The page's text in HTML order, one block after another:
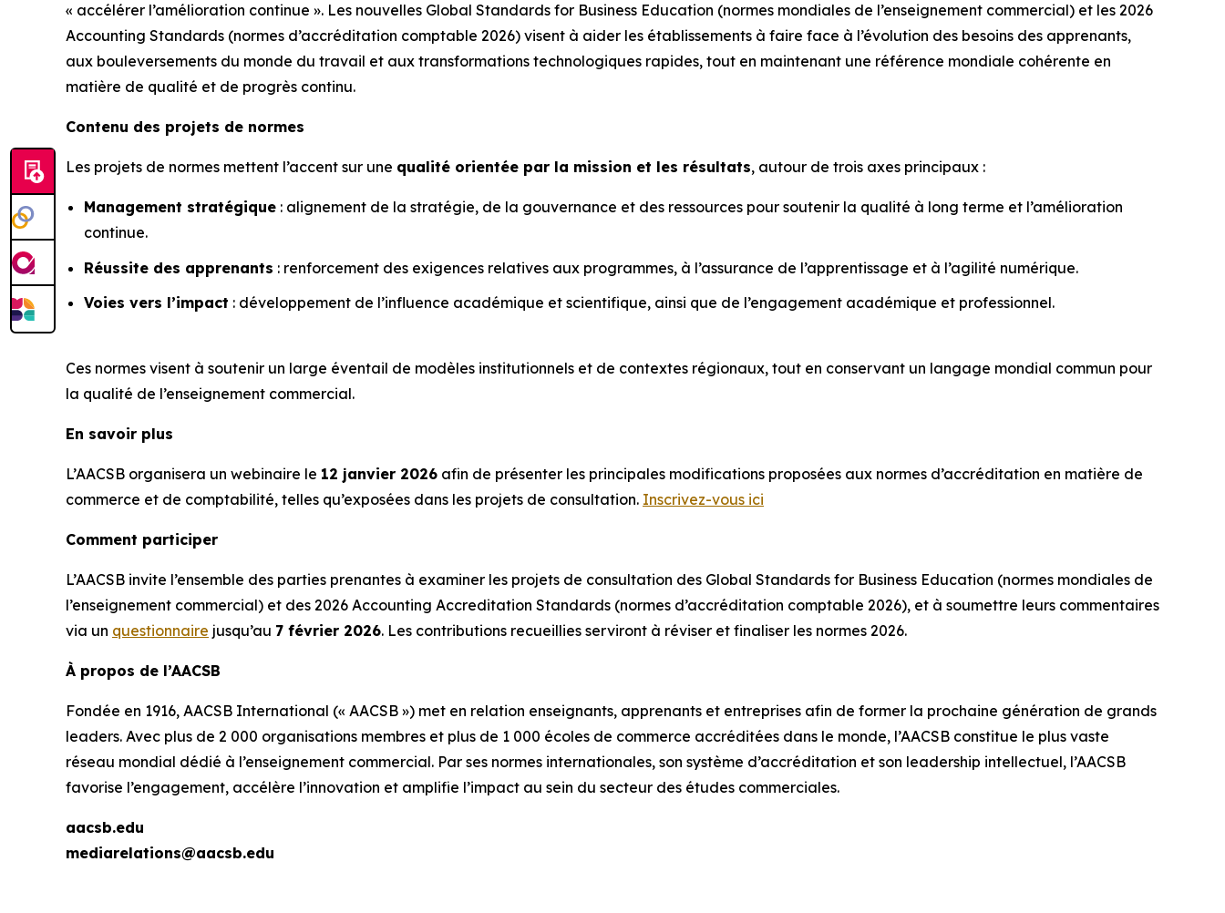
« accélérer l’amélioration continue ». Les nouvelles Global Standards for Business Education (normes mondiales de l’enseignement commercial) et les 2026
Accounting Standards (normes d’accréditation comptable 2026) visent à aider les établissements à faire face à l’évolution des besoins des apprenants,
aux bouleversements du monde du travail et aux transformations technologiques rapides, tout en maintenant une référence mondiale cohérente en
matière de qualité et de progrès continu.
Contenu des projets de normes
Les projets de normes mettent l’accent sur une qualité orientée par la mission et les résultats, autour de trois axes principaux :
Management stratégique : alignement de la stratégie, de la gouvernance et des ressources pour soutenir la qualité à long terme et l’amélioration
continue.
Réussite des apprenants : renforcement des exigences relatives aux programmes, à l’assurance de l’apprentissage et à l’agilité numérique.
Voies vers l’impact : développement de l’influence académique et scientifique, ainsi que de l’engagement académique et professionnel.
Ces normes visent à soutenir un large éventail de modèles institutionnels et de contextes régionaux, tout en conservant un langage mondial commun pour
la qualité de l’enseignement commercial.
En savoir plus
L’AACSB organisera un webinaire le 12 janvier 2026 afin de présenter les principales modifications proposées aux normes d’accréditation en matière de
commerce et de comptabilité, telles qu’exposées dans les projets de consultation. Inscrivez-vous ici
Comment participer
L’AACSB invite l’ensemble des parties prenantes à examiner les projets de consultation des Global Standards for Business Education (normes mondiales de
l’enseignement commercial) et des 2026 Accounting Accreditation Standards (normes d’accréditation comptable 2026), et à soumettre leurs commentaires
via un questionnaire jusqu’au 7 février 2026. Les contributions recueillies serviront à réviser et finaliser les normes 2026.
À propos de l’AACSB
Fondée en 1916, AACSB International (« AACSB ») met en relation enseignants, apprenants et entreprises afin de former la prochaine génération de grands
leaders. Avec plus de 2 000 organisations membres et plus de 1 000 écoles de commerce accréditées dans le monde, l’AACSB constitue le plus vaste
réseau mondial dédié à l’enseignement commercial. Par ses normes internationales, son système d’accréditation et son leadership intellectuel, l’AACSB
favorise l’engagement, accélère l’innovation et amplifie l’impact au sein du secteur des études commerciales.
aacsb.edu
mediarelations@aacsb.edu